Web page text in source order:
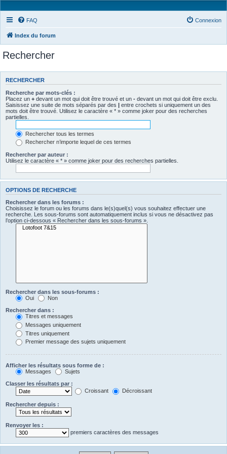
FAQ Connexion
Index du forum
Rechercher
RECHERCHER
Recherche par mots-clés :
Placez un + devant un mot qui doit être trouvé et un - devant un mot qui doit être exclu.
Saisissez une suite de mots séparés par des | entre crochets si uniquement un des
mots doit être trouvé. Utilisez le caractère « * » comme joker pour des recherches
partielles.
Rechercher tous les termes
Rechercher n’importe lequel de ces termes
Rechercher par auteur :
Utilisez le caractère « * » comme joker pour des recherches partielles.
OPTIONS DE RECHERCHE
Rechercher dans les forums :
Choisissez le forum ou les forums dans le(s)quel(s) vous souhaitez effectuer une
recherche. Les sous-forums sont automatiquement inclus si vous ne désactivez pas
l’option ci-dessous « Rechercher dans les sous-forums ».
Rechercher dans les sous-forums :
Oui
Non
Rechercher dans :
Titres et messages
Messages uniquement
Titres uniquement
Premier message des sujets uniquement
Afficher les résultats sous forme de :
Messages
Sujets
Classer les résultats par :
Croissant
Décroissant
Rechercher depuis :
Renvoyer les :
premiers caractères des messages